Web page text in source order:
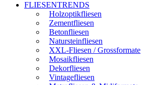
FLIESENTRENDS
Holzoptikfliesen
Zementfliesen
Betonfliesen
Natursteinfliesen
XXL-Fliesen / Grossformate
Mosaikfliesen
Dekorfliesen
Vintagefliesen